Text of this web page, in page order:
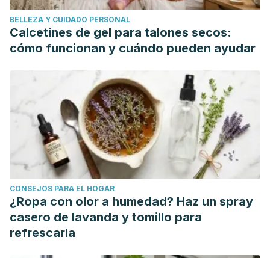
BELLEZA Y CUIDADO PERSONAL
Calcetines de gel para talones secos:
cómo funcionan y cuándo pueden ayudar
CONSEJOS PARA EL HOGAR
¿Ropa con olor a humedad? Haz un spray
casero de lavanda y tomillo para
refrescarla